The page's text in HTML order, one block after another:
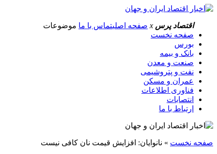
اقتصاد پرس x صفحه اصلیتماس با ما موضوعات
صفحه نخست
بورس
بانک و بیمه
صنعت و معدن
نفت و پتروشیمی
عمران و مسکن
فناوری اطلاعات
انتصابات
ارتباط با ما
صفحه نخست » نانوایان: افزایش قیمت نان کافی نیست